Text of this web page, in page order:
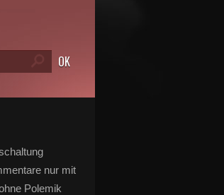
nur mit
Polemik